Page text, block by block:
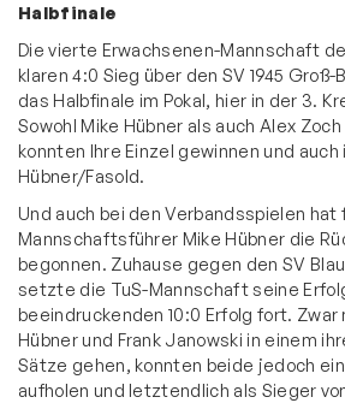
Halbfinale
Die vierte Erwachsenen-Mannschaft
klaren 4:0 Sieg über den SV 1945
das Halbfinale im Pokal, hier in der 3.
Sowohl Mike Hübner als auch Alex
konnten Ihre Einzel gewinnen und
Hübner/Fasold.
Und auch bei den Verbandsspielen hat
Mannschaftsführer Mike Hübner die
begonnen. Zuhause gegen den SV
setzte die TuS-Mannschaft seine
beeindruckenden 10:0 Erfolg fort. Zwar
Hübner und Frank Janowski in einem
Sätze gehen, konnten beide jedoch
aufholen und letztendlich als Sieger